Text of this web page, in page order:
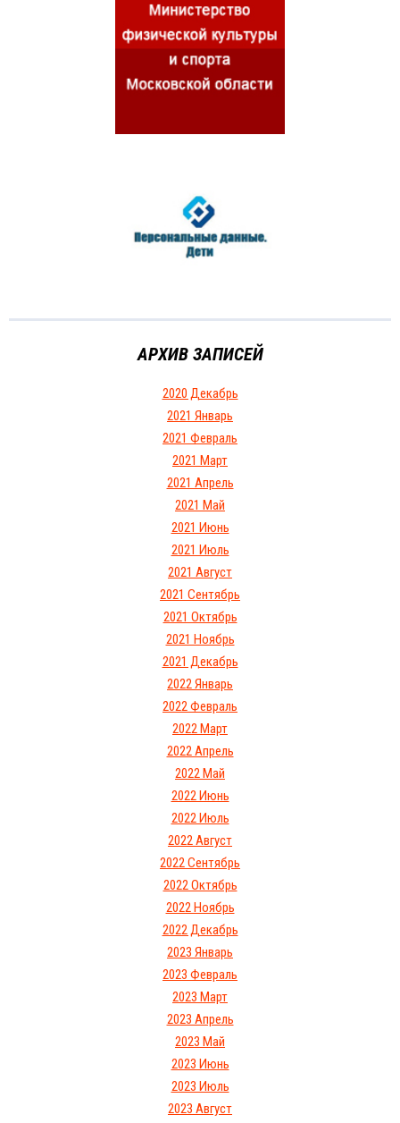
АРХИВ ЗАПИСЕЙ
2020 Декабрь
2021 Январь
2021 Февраль
2021 Март
2021 Апрель
2021 Май
2021 Июнь
2021 Июль
2021 Август
2021 Сентябрь
2021 Октябрь
2021 Ноябрь
2021 Декабрь
2022 Январь
2022 Февраль
2022 Март
2022 Апрель
2022 Май
2022 Июнь
2022 Июль
2022 Август
2022 Сентябрь
2022 Октябрь
2022 Ноябрь
2022 Декабрь
2023 Январь
2023 Февраль
2023 Март
2023 Апрель
2023 Май
2023 Июнь
2023 Июль
2023 Август